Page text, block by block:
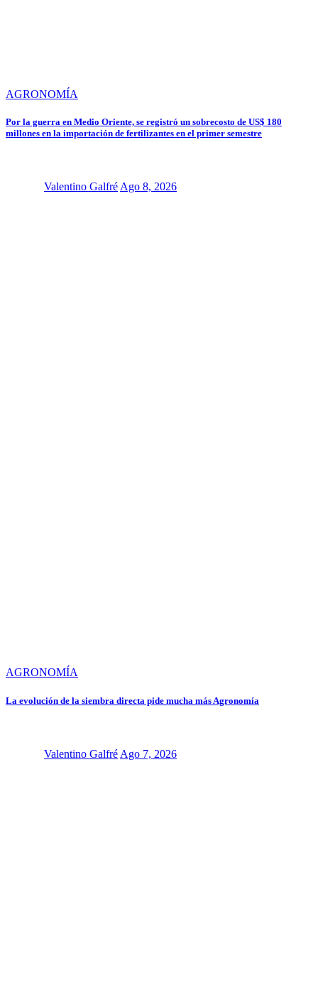
AGRONOMÍA
Por la guerra en Medio Oriente, se registró un sobrecosto de US$ 180
millones en la importación de fertilizantes en el primer semestre
Valentino GalfréAgo 8, 2026
AGRONOMÍA
La evolución de la siembra directa pide mucha más Agronomía
Valentino Galfré Ago 7, 2026